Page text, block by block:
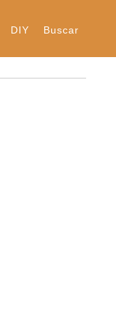
DIY Buscar